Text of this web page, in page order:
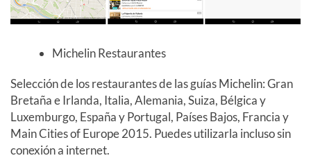
Michelin Restaurantes
Selección de los restaurantes de las guías Michelin: Gran
Bretaña e Irlanda, Italia, Alemania, Suiza, Bélgica y
Luxemburgo, España y Portugal, Países Bajos, Francia y
Main Cities of Europe 2015. Puedes utilizarla incluso sin
conexión a internet.